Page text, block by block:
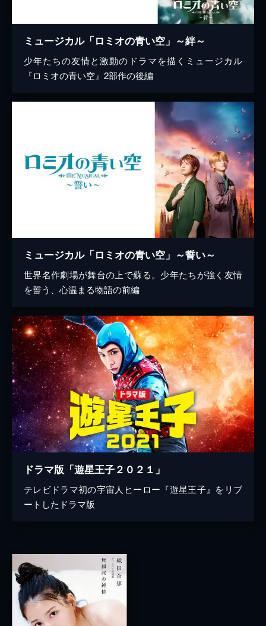
ミュージカル「ロミオの青い空」～絆～
少年たちの友情と激動のドラマを描くミュージカル
『ロミオの青い空』2部作の後編
ミュージカル「ロミオの青い空」～誓い～
世界名作劇場が舞台の上で蘇る。少年たちが強く友情
を誓う、心温まる物語の前編
ドラマ版「遊星王子２０２１」
テレビドラマ初の宇宙人ヒーロー『遊星王子』をリブ
ートしたドラマ版